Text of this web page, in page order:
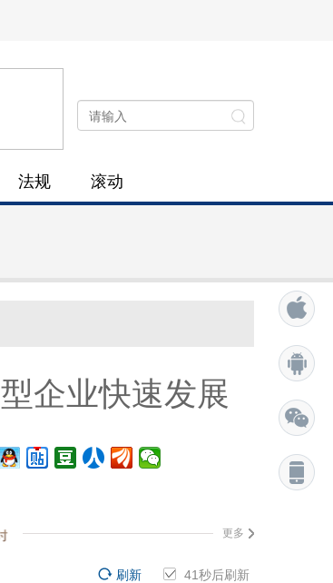
法规 滚动
企业快速发展
更多
40秒后刷新
刷新